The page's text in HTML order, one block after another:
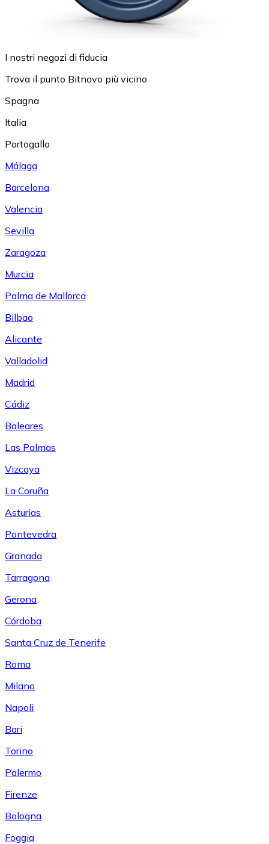
I nostri negozi di fiducia
Trova il punto Bitnovo più vicino
Spagna
Italia
Portogallo
Málaga
Barcelona
Valencia
Sevilla
Zaragoza
Murcia
Palma de Mallorca
Bilbao
Alicante
Valladolid
Madrid
Cádiz
Baleares
Las Palmas
Vizcaya
La Coruña
Asturias
Pontevedra
Granada
Tarragona
Gerona
Córdoba
Santa Cruz de Tenerife
Roma
Milano
Napoli
Bari
Torino
Palermo
Firenze
Bologna
Foggia